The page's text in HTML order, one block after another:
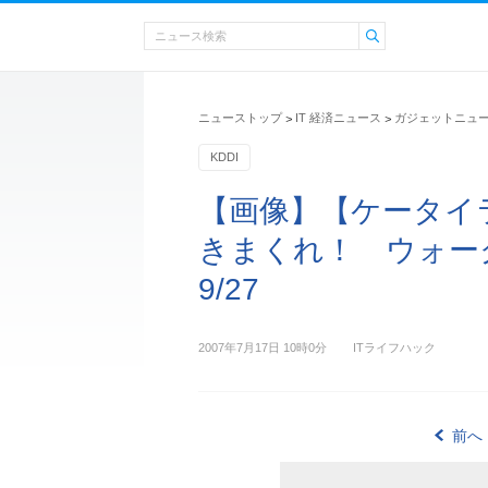
ニューストップ > IT 経済ニュース > ガジェットニュ
KDDI
【画像】【ケータ
きまくれ！ ウォー
9/27
2007年7月17日 10時0分 ITライフハック
前へ